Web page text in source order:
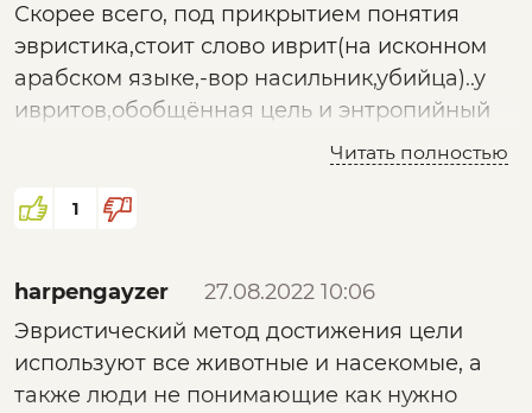
Скорее всего, под прикрытием понятия
эвристика,стоит слово иврит(на исконном
арабском языке,-вор насильник,убийца)..у
ивритов,обобщённая цель и энтропийный
путь к цели..иврит(иуд.дей,действующий как
Читать полностью
1
harpengayzer
27.08.2022 10:06
Эвристический метод достижения цели
используют все животные и насекомые, а
также люди не понимающие как нужно